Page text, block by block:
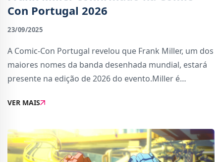
Con Portugal 2026
23/09/2025
A Comic-Con Portugal revelou que Frank Miller, um dos
maiores nomes da banda desenhada mundial, estará
presente na edição de 2026 do evento.Miller é
cultura pop, conhecido pelo seu estilo intenso e es
VER MAIS